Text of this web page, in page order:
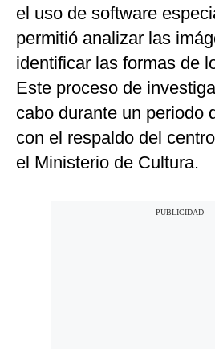
el uso de software
permitió analizar las
identificar las formas de
Este proceso de
cabo durante un periodo
con el respaldo del
el Ministerio de Cultura.